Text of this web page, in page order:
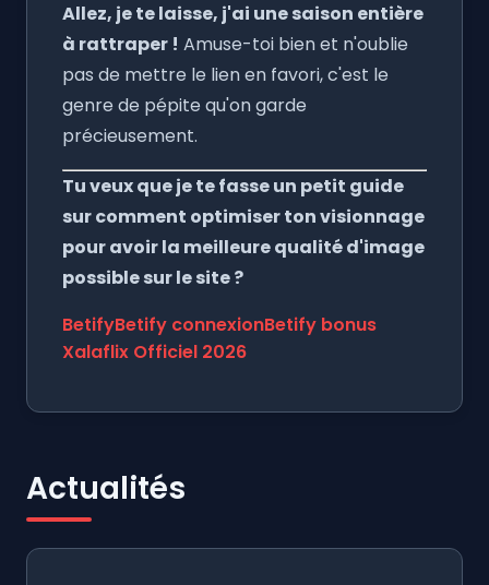
Allez, je te laisse, j'ai une saison entière
à rattraper ! Amuse-toi bien et n'oublie
pas de mettre le lien en favori, c'est le
genre de pépite qu'on garde
précieusement.
Tu veux que je te fasse un petit guide
sur comment optimiser ton visionnage
pour avoir la meilleure qualité d'image
possible sur le site ?
BetifyBetify connexionBetify bonus
Xalaflix Officiel 2026
Actualités